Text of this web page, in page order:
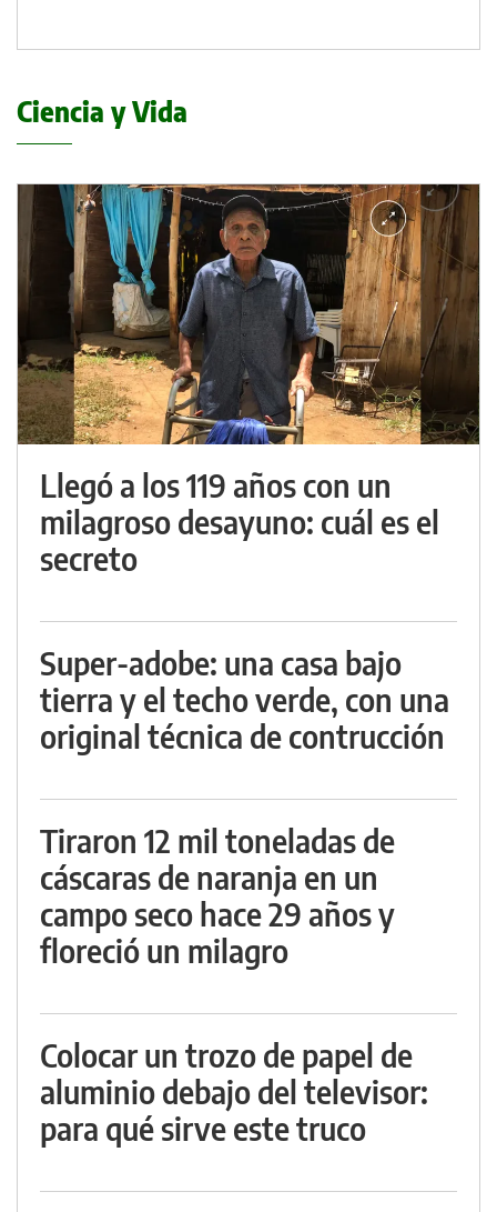
Ciencia y Vida
Llegó a los 119 años con un
milagroso desayuno: cuál es el
secreto
Super-adobe: una casa bajo
tierra y el techo verde, con una
original técnica de contrucción
Tiraron 12 mil toneladas de
cáscaras de naranja en un
campo seco hace 29 años y
floreció un milagro
Colocar un trozo de papel de
aluminio debajo del televisor:
para qué sirve este truco